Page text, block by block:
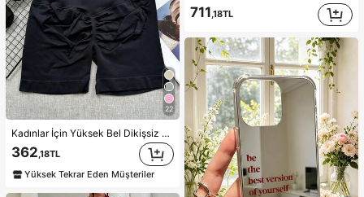
22
Kadınlar İçin Yüksek Bel Dikişsiz Yoga Şortu - Esnek, Kalça Kaldıran, Koşu, Fitness ve Açık Hava Aktiviteleri İçin Uygun Spor Kıyafeti | Şık Görünüm | Elastik Kumaş, Athleisure
362 ,18TL
Yüksek Tekrar Eden Müşteriler
711,18TL